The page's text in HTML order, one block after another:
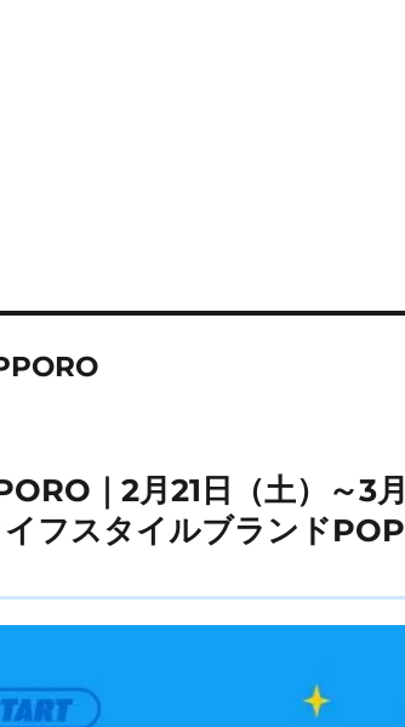
｜2月21日（土）～3月
フスタイルブランドPOP